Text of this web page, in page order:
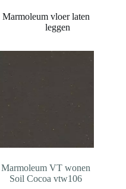
was:
€53,95.
is:
€49,95.
Marmoleum VT wonen
Soil Cocoa vtw106